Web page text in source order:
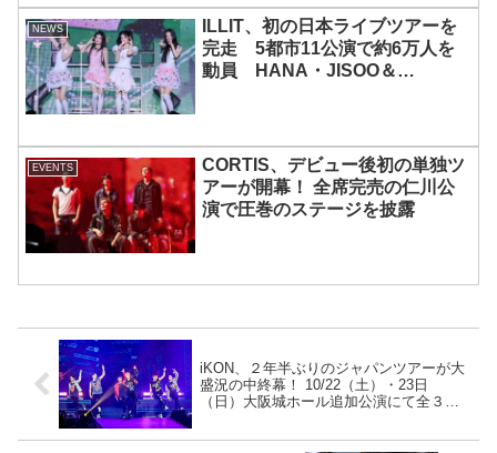
NEWS
ILLIT、初の日本ライブツアーを
完走 5都市11公演で約6万人を
動員 HANA・JISOO＆
EVENTS
CORTIS、デビュー後初の単独ツ
アーが開幕！ 全席完売の仁川公
演で圧巻のステージを披露
iKON、２年半ぶりのジャパンツアーが大
盛況の中終幕！ 10/22（土）・23日
（日）大阪城ホール追加公演にて全３都